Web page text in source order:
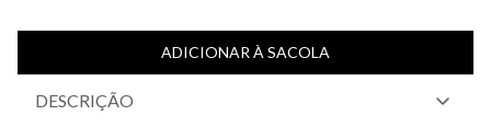
ADICIONAR À SACOLA
DESCRIÇÃO